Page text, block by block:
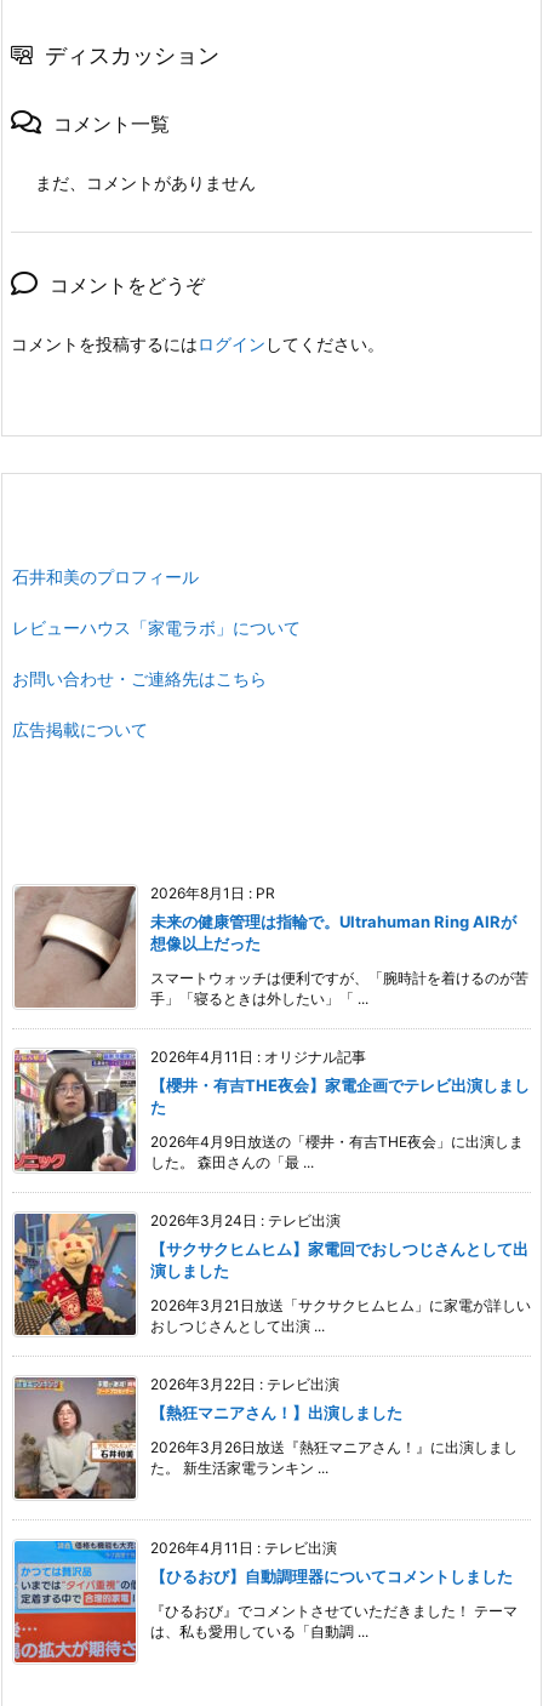
ディスカッション
コメント一覧
まだ、コメントがありません
コメントをどうぞ
コメントを投稿するにはログイン してください。
石井和美のプロフィール
レビューハウス「家電ラボ」について
お問い合わせ・ご連絡先はこちら
広告掲載について
2026年8月1日 : PR
未来の健康管理は指輪で。Ultrahuman Ring AIRが
想像以上だった
スマートウォッチは便利ですが、「腕時計を着けるのが苦
手」「寝るときは外したい」「 ...
2026年4月11日 : オリジナル記事
【櫻井・有吉THE夜会】家電企画でテレビ出演しまし
た
2026年4月9日放送の「櫻井・有吉THE夜会」に出演しま
した。 森田さんの「最 ...
2026年3月24日 : テレビ出演
【サクサクヒムヒム】家電回でおしつじさんとして出
演しました
2026年3月21日放送「サクサクヒムヒム」に家電が詳しい
おしつじさんとして出演 ...
2026年3月22日 : テレビ出演
【熱狂マニアさん！】出演しました
2026年3月26日放送『熱狂マニアさん！』に出演しまし
た。 新生活家電ランキン ...
2026年4月11日 : テレビ出演
【ひるおび】自動調理器についてコメントしました
『ひるおび』でコメントさせていただきました！ テーマ
は、私も愛用している「自動調 ...